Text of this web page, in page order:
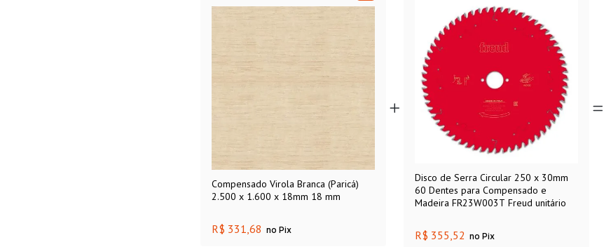
Compensado Virola Branca (Paricá)
2.500 x 1.600 x 18mm 18 mm
R$ 331,68 no Pix
Disco de Serra Circular 250 x 30mm
60 Dentes para Compensado e
Madeira FR23W003T Freud unitário
R$ 355,52 no Pix